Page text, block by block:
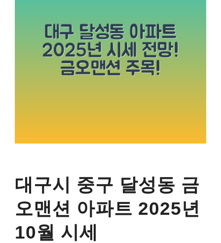
대구시 중구 달성동 금
오맨션 아파트 2025년
10월 시세